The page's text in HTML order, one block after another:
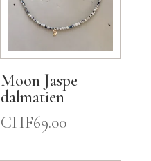
Moon Jaspe
dalmatien
CHF69.00